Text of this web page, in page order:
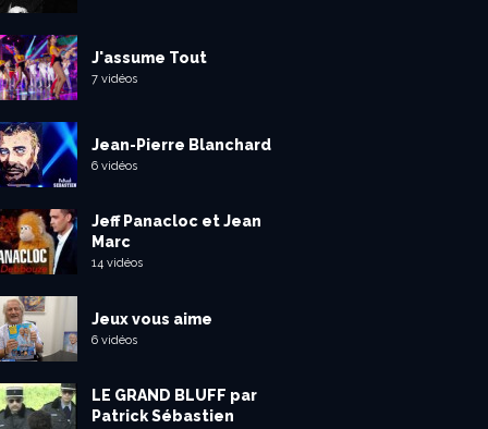
J'assume Tout
7 vidéos
Jean-Pierre Blanchard
6 vidéos
Jeff Panacloc et Jean
Marc
14 vidéos
Jeux vous aime
6 vidéos
LE GRAND BLUFF par
Patrick Sébastien